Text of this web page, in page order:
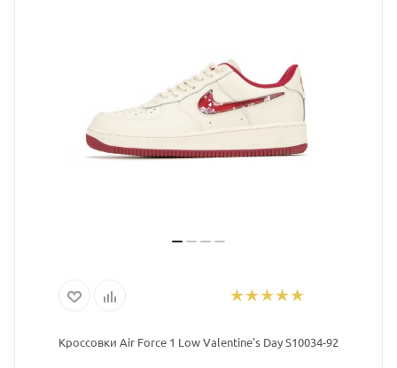
Кроссовки Air Force 1 Low Valentine's Day S10034-92